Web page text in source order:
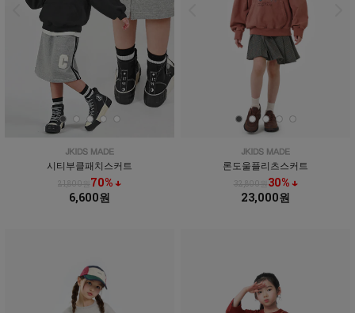
시티부클패치스커트
21,800원70% ↓
6,600원
론도울플리츠스커트
32,800원30% ↓
23,000원